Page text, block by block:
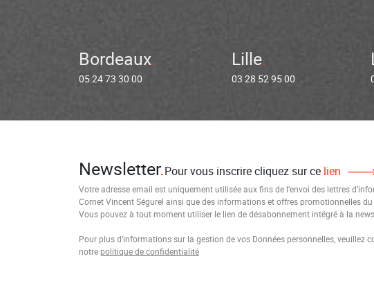
Bordeaux
05 24 73 30 00
Lille
03 28 52 95 00
Newsletter Pour vous inscrire cliquez sur ce lien
Votre adresse email est uniquement utilisée aux fins de l’envoi des lettres
Cornet Vincent Ségurel ainsi que des informations et offres promotionnelles du
Vous pouvez à tout moment utiliser le lien de désabonnement intégré à la
Pour plus d’informations sur la gestion de vos Données personnelles, veuillez
notre politique de confidentialité